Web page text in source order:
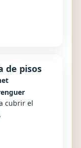
de pisos
cubrir el